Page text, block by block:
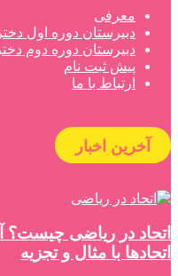
معرفی
دبیرستان دوره اول
دبیرستان دوره دوم
پیش ثبت نام
ارتباط با ما
آخرین اخبار
اتحاد در ریاضی
اتحادها با مثال و تجزیه